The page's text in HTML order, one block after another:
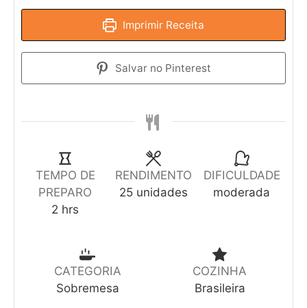
Imprimir Receita
Salvar no Pinterest
TEMPO DE
PREPARO
2 hrs
RENDIMENTO
25 unidades
DIFICULDADE
moderada
CATEGORIA
Sobremesa
COZINHA
Brasileira